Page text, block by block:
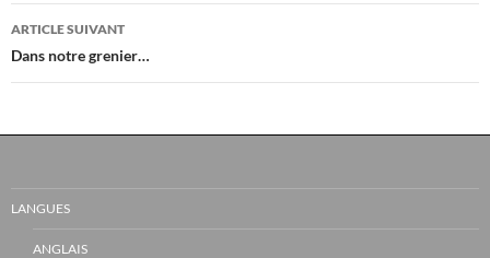
Articles
ARTICLE SUIVANT
Dans notre grenier…
LANGUES
ANGLAIS